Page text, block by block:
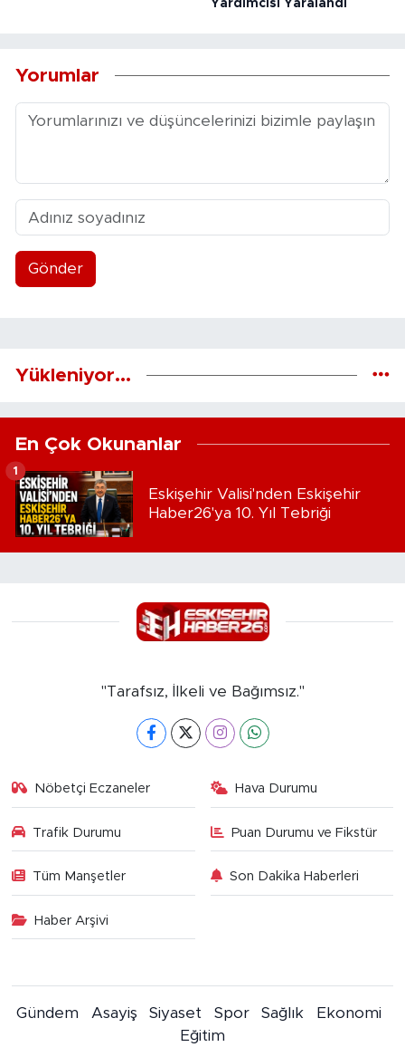
Yardımcısı Yaralandı
Yorumlar
Gönder
Yükleniyor...
En Çok Okunanlar
Eskişehir Valisi'nden Eskişehir
Haber26'ya 10. Yıl Tebriği
1
"Tarafsız, İlkeli ve Bağımsız."
Nöbetçi Eczaneler Hava Durumu
Trafik Durumu Puan Durumu ve Fikstür
Tüm Manşetler Son Dakika Haberleri
Haber Arşivi
Gündem Asayiş Siyaset Spor Sağlık
Ekonomi
Eğitim